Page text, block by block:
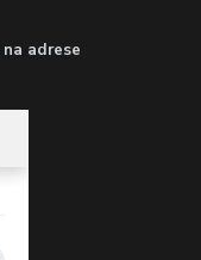
na adrese